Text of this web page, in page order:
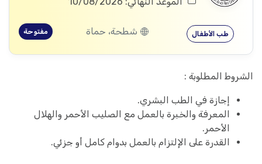
طب الأطفال شطحة، حماة مفتوحة
الشروط المطلوبة :
إجازة في الطب البشري.
المعرفة والخبرة بالعمل مع الصليب الأحمر والهلال
الأحمر.
القدرة على الإلتزام بالعمل بدوام كامل أو جزئي.